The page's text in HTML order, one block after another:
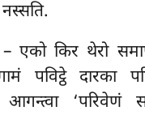
– एको किर थेरो
पविट्ठे दारका
‘परिवेणं